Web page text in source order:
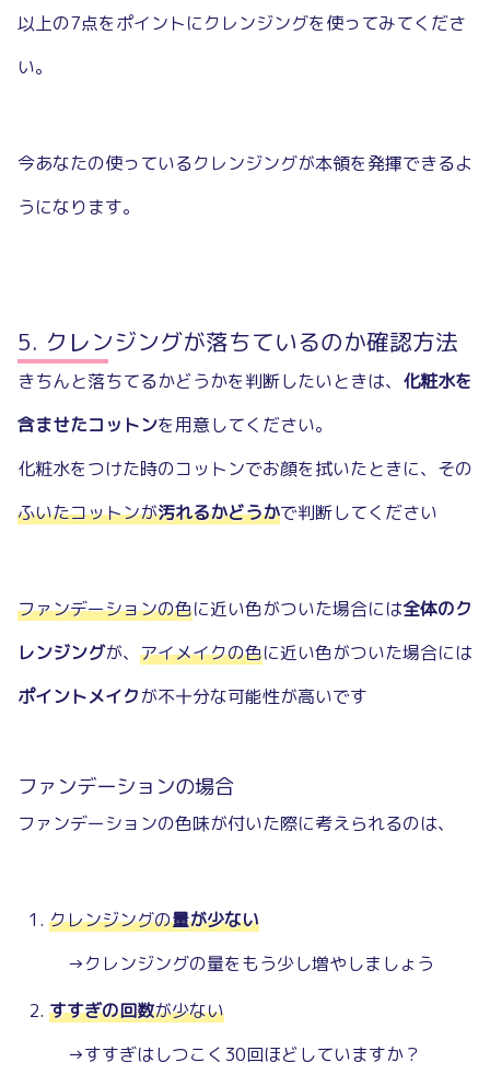
以上の7点をポイントにクレンジングを使ってみてくださ
い。
今あなたの使っているクレンジングが本領を発揮できるよ
うになります。
クレンジングが落ちているのか確認方法
きちんと落ちてるかどうかを判断したいときは、 化粧水を
含ませたコットンを用意してください。
化粧水をつけた時のコットンでお顔を拭いたときに、その
ふいたコットンが汚れるかどうかで判断してください
ファンデーションの色に近い色がついた場合には全体のク
レンジングが、 アイメイクの色に近い色がついた場合には
ポイントメイクが不十分な可能性が高いです
ファンデーションの場合
ファンデーションの色味が付いた際に考えられるのは、
クレンジングの量が少ない
→クレンジングの量をもう少し増やしましょう
すすぎの回数が少ない
→すすぎはしつこく30回ほどしていますか？